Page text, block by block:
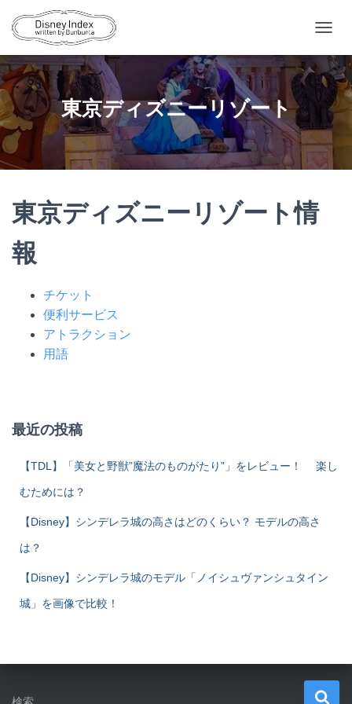
ビ
ゲ
ー
ョ
ン
を
切
東京ディズニーリゾート
東京ディズニーリゾート情
報
チケット
便利サービス
アトラクション
用語
最近の投稿
【TDL】「美女と野獣”魔法のものがたり”」をレビュー！ 楽し
むためには？
【Disney】シンデレラ城の高さはどのくらい？ モデルの高さ
は？
【Disney】シンデレラ城のモデル「ノイシュヴァンシュタイン
城」を画像で比較！
検